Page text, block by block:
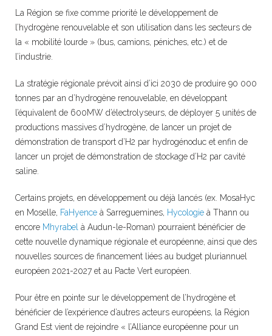
La Région se fixe comme priorité le développement de
l’hydrogène renouvelable et son utilisation dans les secteurs de
la « mobilité lourde » (bus, camions, péniches, etc.) et de
l’industrie.
La stratégie régionale prévoit ainsi d’ici 2030 de produire 90 000
tonnes par an d’hydrogène renouvelable, en développant
l’équivalent de 600MW d’électrolyseurs, de déployer 5 unités de
productions massives d’hydrogène, de lancer un projet de
démonstration de transport d’H2 par hydrogénoduc et enfin de
lancer un projet de démonstration de stockage d’H2 par cavité
saline.
Certains projets, en développement ou déjà lancés (ex. MosaHyc
en Moselle, FaHyence à Sarreguemines, Hycologie à Thann ou
encore Mhyrabel à Audun-le-Roman) pourraient bénéficier de
cette nouvelle dynamique régionale et européenne, ainsi que des
nouvelles sources de financement liées au budget pluriannuel
européen 2021-2027 et au Pacte Vert européen.
Pour être en pointe sur le développement de l’hydrogène et
bénéficier de l’expérience d’autres acteurs européens, la Région
Grand Est vient de rejoindre « l’Alliance européenne pour un